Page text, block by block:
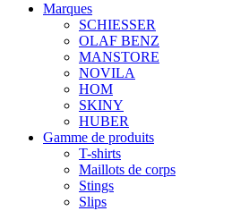
Marques
SCHIESSER
OLAF BENZ
MANSTORE
NOVILA
HOM
SKINY
HUBER
Gamme de produits
T-shirts
Maillots de corps
Stings
Slips